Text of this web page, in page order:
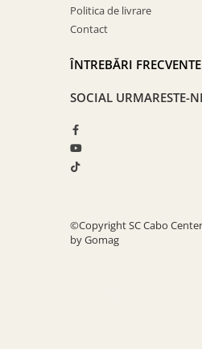
Politica de livrare
Contact
ÎNTREBĂRI
SOCIAL URMARESTE-
©Copyright SC Cabo
by Gomag